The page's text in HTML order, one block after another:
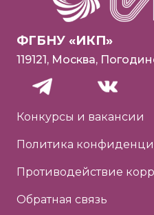
ФГБНУ «ИКП»
119121, Москва,
Конкурсы и вакансии
Политика
Противодействие
Обратная связь